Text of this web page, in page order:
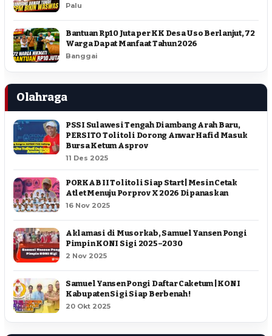
Palu
Bantuan Rp10 Juta per KK Desa Uso Berlanjut, 72
Warga Dapat Manfaat Tahun 2026
Banggai
Olahraga
PSSI Sulawesi Tengah Diambang Arah Baru,
PERSITO Tolitoli Dorong Anwar Hafid Masuk
Bursa Ketum Asprov
11 Des 2025
PORKAB II Tolitoli Siap Start | Mesin Cetak
Atlet Menuju Porprov X 2026 Dipanaskan
16 Nov 2025
Aklamasi di Musorkab, Samuel Yansen Pongi
Pimpin KONI Sigi 2025–2030
2 Nov 2025
Samuel Yansen Pongi Daftar Caketum | KONI
Kabupaten Sigi Siap Berbenah !
20 Okt 2025